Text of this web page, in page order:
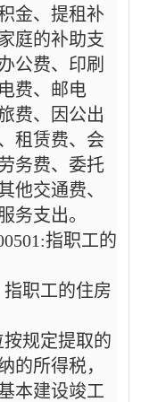
金、提租补
庭的补助支
公费、印刷
费、邮电
费、因公出
租赁费、会
务费、委托
他交通费、
务支出。
指职工的
指职工的住房
规定提取的
的所得税，
本建设竣工